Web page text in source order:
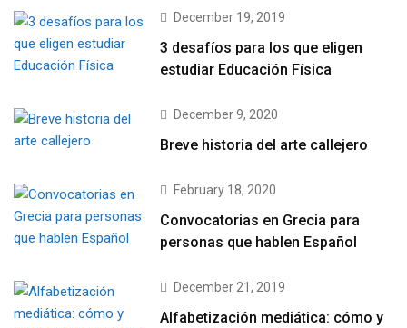
December 19, 2019
3 desafíos para los que eligen
estudiar Educación Física
December 9, 2020
Breve historia del arte callejero
February 18, 2020
Convocatorias en Grecia para
personas que hablen Español
December 21, 2019
Alfabetización mediática: cómo y